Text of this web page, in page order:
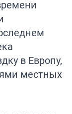
в Европу,
местных